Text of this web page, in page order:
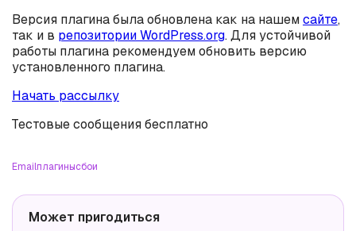
Версия плагина была обновлена как на нашемсайте,
так и в репозитории WordPress.org. Для устойчивой
работы плагина рекомендуем обновить версию
установленного плагина.
Начать рассылку
Тестовые сообщения бесплатно
Emailплагинысбои
Может пригодиться